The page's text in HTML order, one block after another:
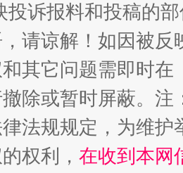
的艺术幻境
投诉报料和投稿的
请谅解！如因被
其它问题需即时在
除或暂时屏蔽。
法规规定，为维
权利， 在收到本网